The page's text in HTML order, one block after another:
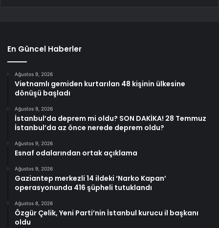
En Güncel Haberler
Ağustos 9, 2026
Vietnamlı gemiden kurtarılan 48 kişinin ülkesine
dönüşü başladı
Ağustos 9, 2026
İstanbul’da deprem mi oldu? SON DAKİKA! 28 Temmuz
İstanbul’da az önce nerede deprem oldu?
Ağustos 9, 2026
Esnaf odalarından ortak açıklama
Ağustos 9, 2026
Gaziantep merkezli 14 ildeki ‘Narko Kapan’
operasyonunda 416 şüpheli tutuklandı
Ağustos 8, 2026
Özgür Çelik, Yeni Parti’nin İstanbul kurucu il başkanı
oldu